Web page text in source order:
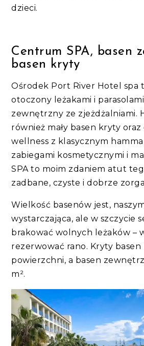
dzieci.
Centrum SPA, basen
basen kryty
Ośrodek Port River Hotel spa
otoczony leżakami i
zewnętrzny ze zjeżdżalniami.
również mały basen kryty
wellness z klasycznym
zabiegami kosmetycznymi i
SPA to moim zdaniem atut
zadbane, czyste i dobrze
Wielkość basenów jest,
wystarczająca, ale w szczycie
brakować wolnych leżaków –
rezerwować rano. Kryty basen
powierzchni, a basen
m².